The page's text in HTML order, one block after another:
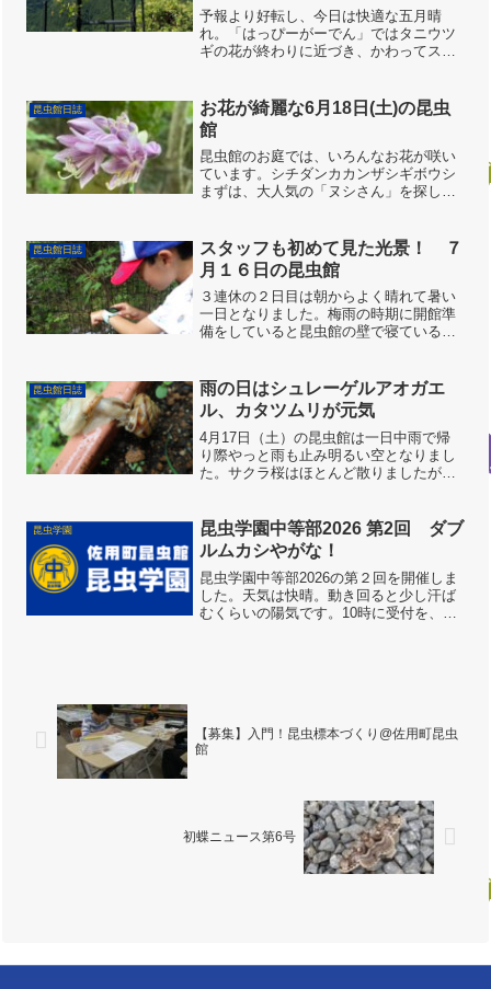
が登場（佐用町昆虫館2026年5月
26日）
予報より好転し、今日は快適な五月晴
れ。「はっぴーがーでん」ではタニウツ
ギの花が終わりに近づき、かわってスイ
ヒョウモンチョウ類がやってきます。花
にやってきたときがチャンス...
昆虫館日誌
お花が綺麗な6月18日(土)の昆虫
館
昆虫館のお庭では、いろんなお花が咲い
ています。シチダンカカンザシギボウシ
まずは、大人気の「ヌシさん」を探して
ン！「にゅるにゅる〜」やっぱり、さわ
りたくなるよね～。亀さんもイモリ...
昆虫館日誌
スタッフも初めて見た光景！ ７
月１６日の昆虫館
３連休の２日目は朝からよく晴れて暑い
一日となりました。梅雨の時期に開館準
備をしていると昆虫館の壁で寝ているカ
ヤモリがお休み中。キリギリスの成虫も
いました。開館と同時にた...
昆虫館日誌
雨の日はシュレーゲルアオガエ
ル、カタツムリが元気
4月17日（土）の昆虫館は一日中雨で帰
り際やっと雨も止み明るい空となりまし
た。サクラ桜はほとんど散りましたがヤ
山間では紫色のヤマフジが咲き始めてい
ます。カタツムリ朝から...
昆虫学園
昆虫学園中等部2026 第2回 ダブ
ルムカシやがな！
昆虫学園中等部2026の第２回を開催しま
した。天気は快晴。動き回ると少し汗ば
むくらいの陽気です。10時に受付を、と
【募集】入門！昆虫標本づくり@佐用町昆虫
館
初蝶ニュース第6号